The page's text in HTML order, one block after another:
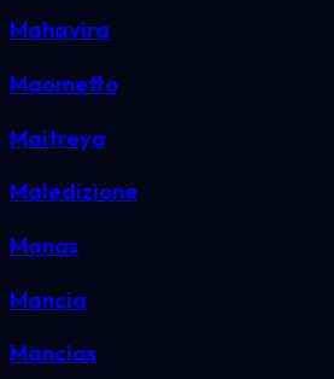
Mahavira
Maometto
Maitreya
Maledizione
Manas
Mancia
Mancias